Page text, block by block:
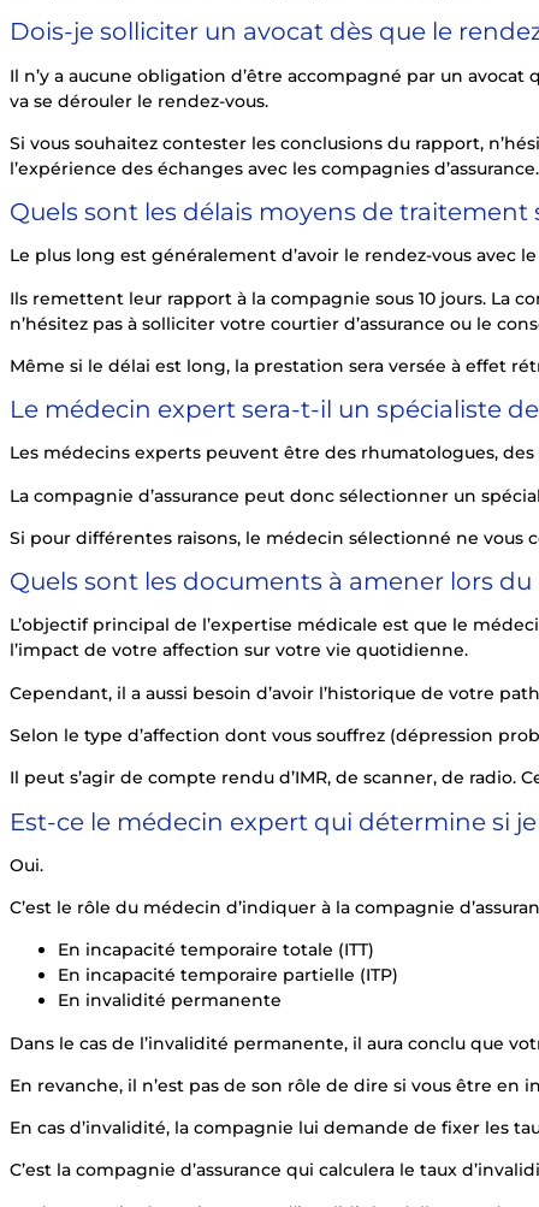
Dois-je solliciter un avocat dès que le
Il n’y a aucune obligation d’être accompagné par un
va se dérouler le rendez-vous.
Si vous souhaitez contester les conclusions du rapport,
l’expérience des échanges avec les compagnies d’assurance.
Quels sont les délais moyens de traitement
Le plus long est généralement d’avoir le rendez-vous
Ils remettent leur rapport à la compagnie sous 10 jours. La
n’hésitez pas à solliciter votre courtier d’assurance ou le
Même si le délai est long, la prestation sera versée à effet
Le médecin expert sera-t-il un spécialiste
Les médecins experts peuvent être des rhumatologues,
La compagnie d’assurance peut donc sélectionner un
Si pour différentes raisons, le médecin sélectionné ne vous
Quels sont les documents à amener lors du
L’objectif principal de l’expertise médicale est que le
l’impact de votre affection sur votre vie quotidienne.
Cependant, il a aussi besoin d’avoir l’historique de votre
Selon le type d’affection dont vous souffrez (dépression
Il peut s’agir de compte rendu d’IMR, de scanner, de
Est-ce le médecin expert qui détermine si je
Oui.
C’est le rôle du médecin d’indiquer à la compagnie
En incapacité temporaire totale (ITT)
En incapacité temporaire partielle (ITP)
En invalidité permanente
Dans le cas de l’invalidité permanente, il aura conclu que
En revanche, il n’est pas de son rôle de dire si vous être en
En cas d’invalidité, la compagnie lui demande de fixer les
C’est la compagnie d’assurance qui calculera le taux